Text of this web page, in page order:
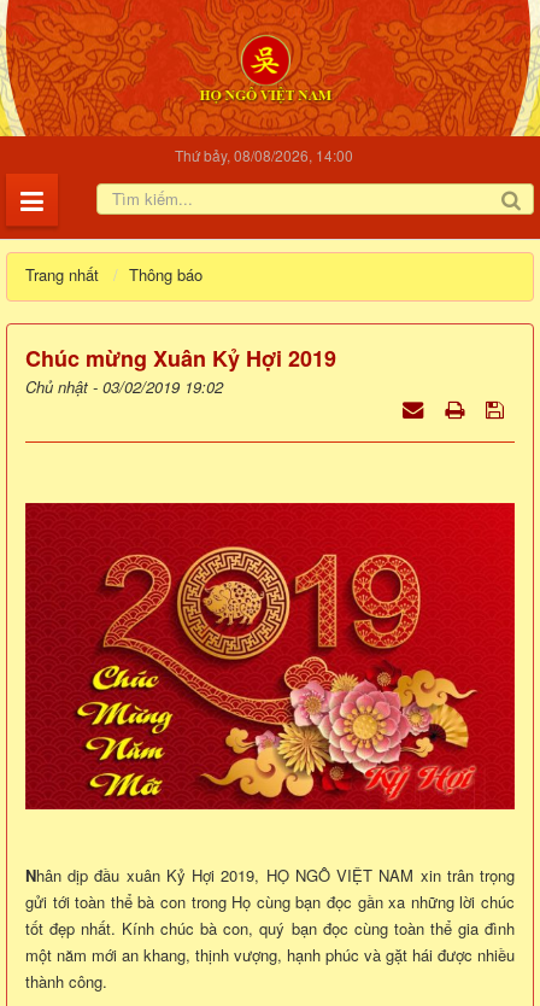
Thứ bảy, 08/08/2026, 14:00
Trang nhất Thông báo
Chúc mừng Xuân Kỷ Hợi 2019
Chủ nhật - 03/02/2019 19:02
Nhân dịp đầu xuân Kỷ Hợi 2019, HỌ NGÔ VIỆT NAM xin trân trọng
gửi tới toàn thể bà con trong Họ cùng bạn đọc gần xa những lời chúc
tốt đẹp nhất. Kính chúc bà con, quý bạn đọc cùng toàn thể gia đình
một năm mới an khang, thịnh vượng, hạnh phúc và gặt hái được nhiều
thành công.